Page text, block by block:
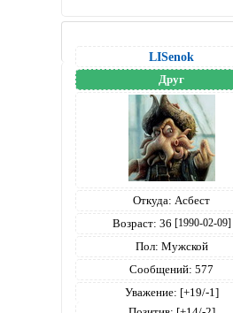
LISenok
Друг
Откуда: Асбест
Возраст: 36 [1990-02-09]
Пол: Мужской
Сообщений: 577
Уважение: [+19/-1]